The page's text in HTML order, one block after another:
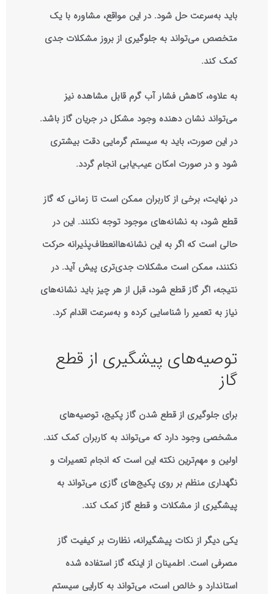
باید به‌سرعت حل شود. در این مواقع، مشاوره با یک
متخصص می‌تواند به جلوگیری از بروز مشکلات جدی
کمک کند.
به علاوه، کاهش فشار آب گرم قابل مشاهده نیز
می‌تواند نشان دهنده وجود مشکل در جریان گاز باشد.
در این صورت، باید به سیستم گرمایی دقت بیشتری
شود و در صورت امکان عیب‌یابی انجام گردد.
در نهایت، برخی از کاربران ممکن است تا زمانی که گاز
قطع شود، به نشانه‌های موجود توجه نکنند. این در
حالی است که اگر به این نشانه‌هاانعطاف‌پذیرانه حرکت
نکنند، ممکن است مشکلات جدی‌تری پیش آید. در
نتیجه، اگر گاز قطع شود، قبل از هر چیز باید نشانه‌های
نیاز به تعمیر را شناسایی کرده و به‌سرعت اقدام کرد.
توصیه‌های پیشگیری از قطع
گاز
برای جلوگیری از قطع شدن گاز پکیج، توصیه‌های
مشخصی وجود دارد که می‌تواند به کاربران کمک کند.
اولین و مهم‌ترین نکته این است که انجام تعمیرات و
نگهداری منظم بر روی پکیج‌های گازی می‌تواند به
پیشگیری از مشکلات و قطع گاز کمک کند.
یکی دیگر از نکات پیشگیرانه، نظارت بر کیفیت گاز
مصرفی است. اطمینان از اینکه گاز استفاده شده
استاندارد و خالص است، می‌تواند به کارایی سیستم